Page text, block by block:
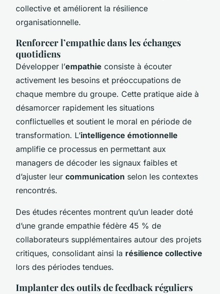
collective et améliorent la résilience
organisationnelle.
Renforcer l’empathie dans les échanges
quotidiens
Développer l’empathie consiste à écouter
activement les besoins et préoccupations de
chaque membre du groupe. Cette pratique aide à
désamorcer rapidement les situations
conflictuelles et soutient le moral en période de
transformation. L’intelligence émotionnelle
amplifie ce processus en permettant aux
managers de décoder les signaux faibles et
d’ajuster leur communication selon les contextes
rencontrés.
Des études récentes montrent qu’un leader doté
d’une grande empathie fédère 45 % de
collaborateurs supplémentaires autour des projets
critiques, consolidant ainsi la résilience collective
lors des périodes tendues.
Implanter des outils de feedback réguliers